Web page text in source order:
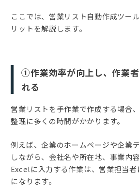
ここでは、営業リスト自動作成ツー
リットを解説します。
①作業効率が向上し、作業
れる
営業リストを手作業で作成する場合
整理に多くの時間がかかります。
例えば、企業のホームページや企業
しながら、会社名や所在地、事業内
Excelに入力する作業は、営業担当者
になります。